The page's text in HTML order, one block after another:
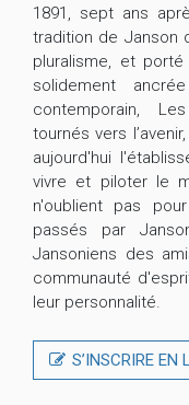
1891, sept ans
tradition de Janson
pluralisme, et
solidement
contemporain,
tournés vers
aujourd'hui
vivre et piloter le
n'oublient pas
passés par
Jansoniens des
communauté
leur personnalité.
S’INSCRIRE EN